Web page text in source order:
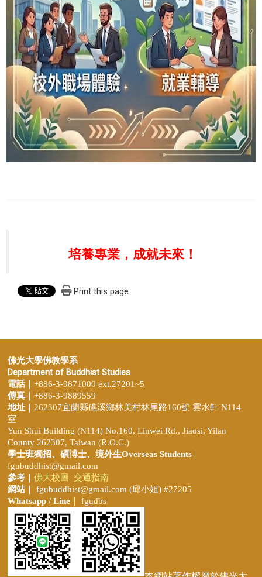
培養專業，成就未來！
Print this page
佛光大學佛教學系
Department of Buddhist Studies
電話｜+886-3-9871000 ext.27201~5
傳真 ｜+886-3-9889559
地址 ｜262307宜蘭縣礁溪鄉林美村林尾路160號 雲水軒 N114
室
Yun Shui Building (N114) No.160, Linwei Rd., Jiaosi, Yilan
County 262307, Taiwan (R.O.C.)
學士班獨招、 碩博士、境外生Overseas Students
fgubuddhist@gmail.com
參考
佛大校圖
交通指南
網站｜ fgubuddhist@gmail.com (邱小姐) #27205
Whatsapp / Line ｜ fgudbs